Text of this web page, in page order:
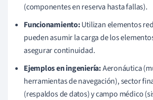
(componentes en reserva hasta fallas).
Funcionamiento:Utilizan elementos
pueden asumir la carga de los
asegurar continuidad.
Ejemplos en ingeniería:Aeronáutica
herramientas de navegación), sector
(respaldos de datos) y campo médico